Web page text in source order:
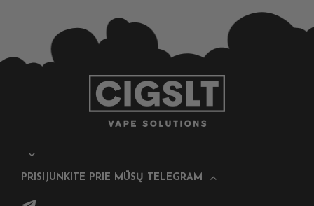
PRISIJUNKITE PRIE MŪSŲ TELEGRAM